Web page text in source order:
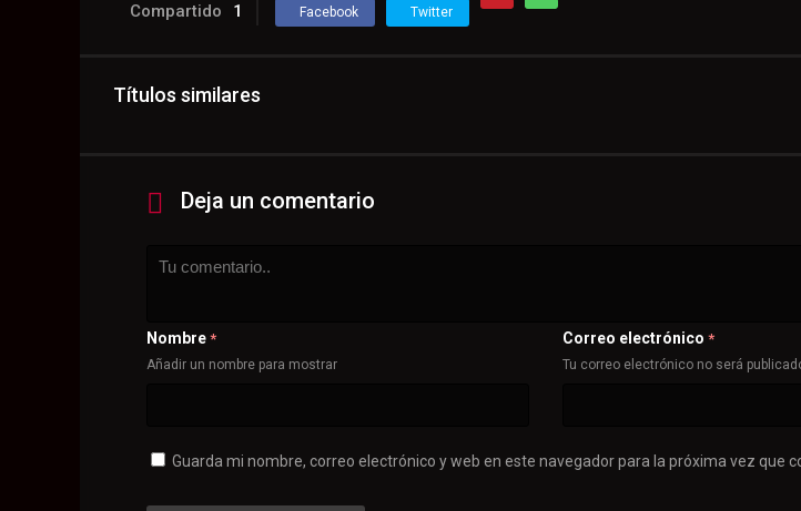
Compartido 1 Facebook Twitter
Títulos similares
Deja un comentario
Nombre *
Añadir un nombre para mostrar
Correo electrónico *
Tu correo electrónico no será
Guarda mi nombre, correo electrónico y web en este navegador para la próxima vez que